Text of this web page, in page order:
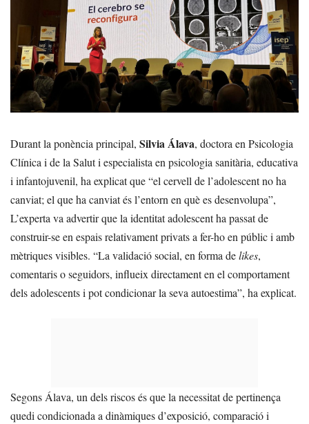
Durant la ponència principal, Silvia Álava, doctora en Psicologia
Clínica i de la Salut i especialista en psicologia sanitària, educativa
i infantojuvenil, ha explicat que “el cervell de l’adolescent no ha
canviat; el que ha canviat és l’entorn en què es desenvolupa”,
L’experta va advertir que la identitat adolescent ha passat de
construir-se en espais relativament privats a fer-ho en públic i amb
mètriques visibles. “La validació social, en forma delikes,
comentaris o seguidors, influeix directament en el comportament
dels adolescents i pot condicionar la seva autoestima”, ha explicat.
Segons Álava, un dels riscos és que la necessitat de pertinença
quedi condicionada a dinàmiques d’exposició, comparació i